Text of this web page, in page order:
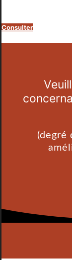
Consulter
(degré